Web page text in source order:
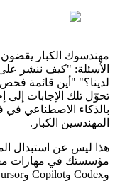
تحوّل تلك الإجابات إلى
بالذكاء الاصطناعي في
المهندسين الكبار.
هذا ليس عن استبدال